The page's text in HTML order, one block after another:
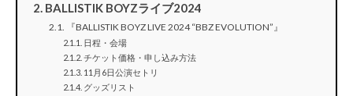
BALLISTIK BOYZライブ2024
『BALLISTIK BOYZ LIVE 2024 “BBZ EVOLUTION”』
日程・会場
チケット価格・申し込み方法
11月6日公演セトリ
グッズリスト